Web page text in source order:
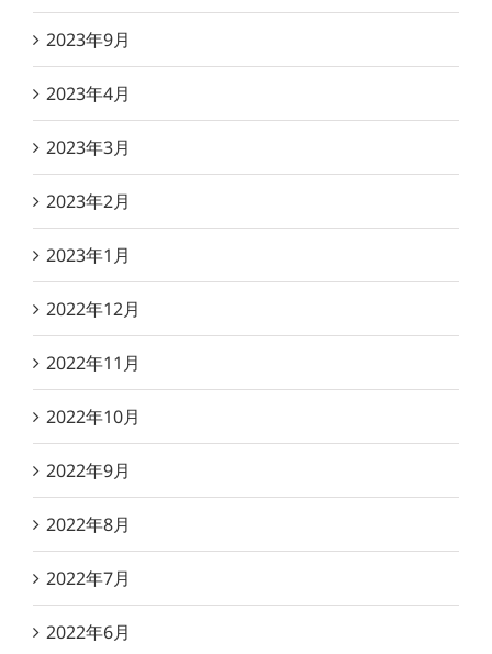
2023年9月
2023年4月
2023年3月
2023年2月
2023年1月
2022年12月
2022年11月
2022年10月
2022年9月
2022年8月
2022年7月
2022年6月